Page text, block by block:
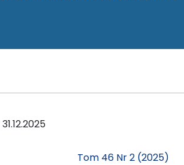
31.12.2025
Tom 46 Nr 2 (2025)